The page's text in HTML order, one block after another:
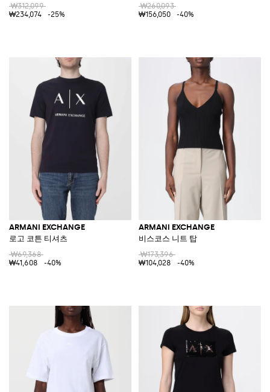
₩312,099
₩234,074
-25%
₩260,093
₩156,050
-40%
ARMANI EXCHANGE
로고 코튼 티셔츠
₩69,368
₩41,608
-40%
ARMANI EXCHANGE
비스코스 니트 탑
₩173,396
₩104,028
-40%